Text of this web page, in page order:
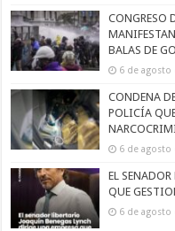
CONGRESO
BALAS DE
6 de agosto
CONDENA
POLICÍA
6 de agosto
EL
QUE
6 de agosto